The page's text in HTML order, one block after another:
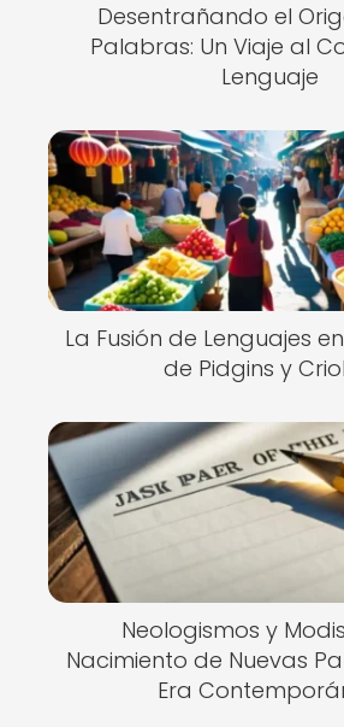
Desentrañando el
Palabras: Un Viaje al
Lenguaje
La Fusión de Lenguajes
de Pidgins y
Neologismos y
Nacimiento de Nuevas
Era